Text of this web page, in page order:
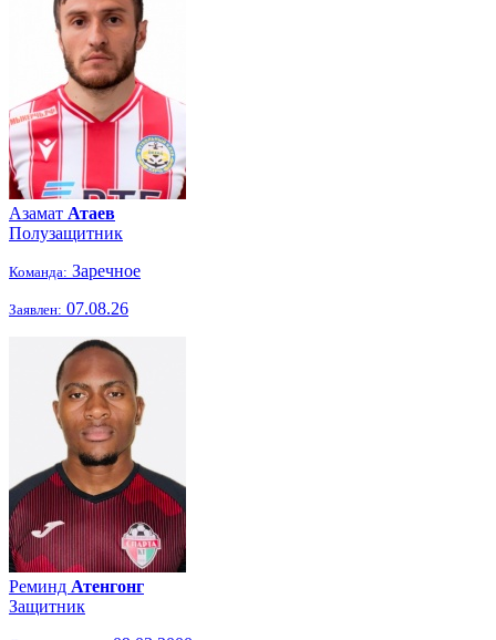
Азамат Атаев
Полузащитник
Команда: Заречное
Заявлен: 07.08.26
Реминд Атенгонг
Защитник